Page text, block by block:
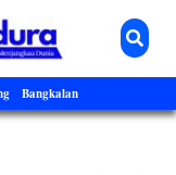
Bangkalan